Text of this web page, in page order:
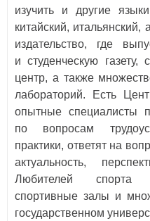
изучить и другие
китайский, итальянский,
издательство, где
и студенческую
центр, а также
лабораторий. Есть
опытные специалисты
по вопросам
практики, ответят на
актуальность,
Любителей спорта
спортивные залы и
государственном